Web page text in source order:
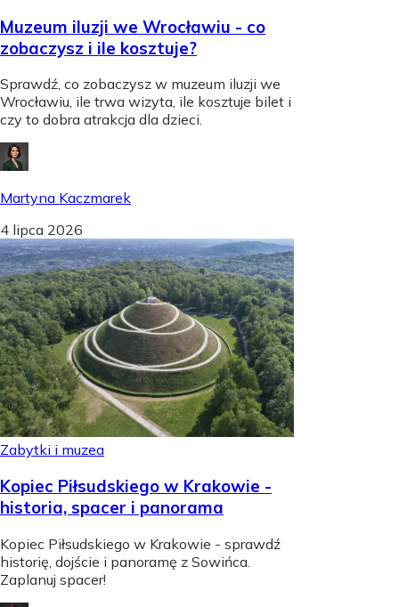
Muzeum iluzji we Wrocławiu - co
zobaczysz i ile kosztuje?
Sprawdź, co zobaczysz w muzeum iluzji we
Wrocławiu, ile trwa wizyta, ile kosztuje bilet i
czy to dobra atrakcja dla dzieci.
Martyna Kaczmarek
4 lipca 2026
Zabytki i muzea
Kopiec Piłsudskiego w Krakowie -
historia, spacer i panorama
Kopiec Piłsudskiego w Krakowie - sprawdź
historię, dojście i panoramę z Sowińca.
Zaplanuj spacer!